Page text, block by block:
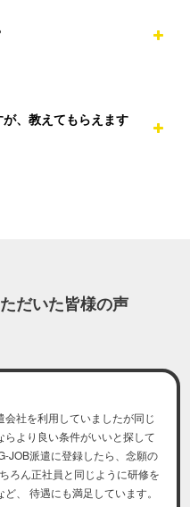
、教えてもらえます
だいた皆様の声
会社を利用していましたが同じ
らより良い条件がいいと探して
JOB派遣に登録したら、念願の
ろん正社員と同じように研修を
、 待遇にも満足しています。